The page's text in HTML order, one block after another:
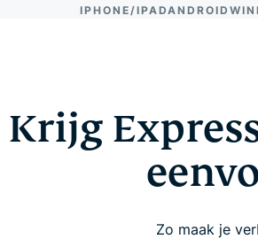
IPHONE/IPADANDROID
Krijg
Zo maak je